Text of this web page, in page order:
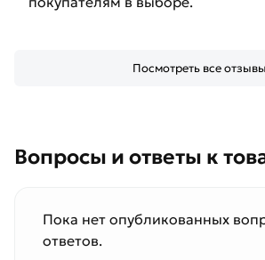
Посмотреть все отзывы
Вопросы и ответы к
Пока нет опубликованных
ответов.